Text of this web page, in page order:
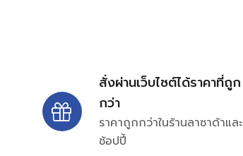
สั่งผ่านเว็บไซต์ได้ราคาที่ถูก
กว่า
ราคาถูกกว่าในร้านลาซาด้าและ
ช้อปปี้